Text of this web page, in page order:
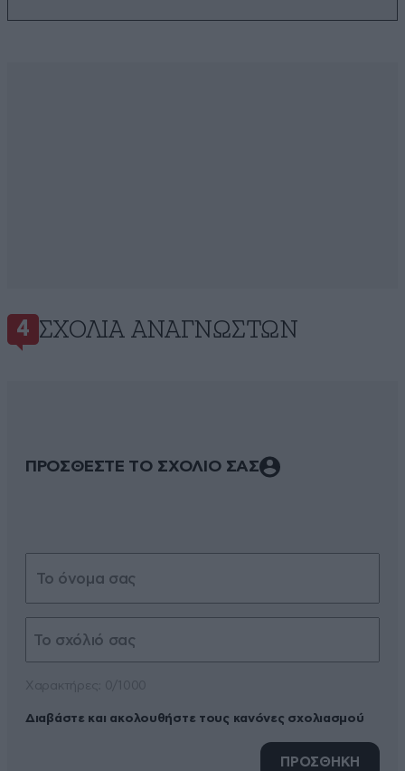
4 ΣΧΌΛΙΑ ΑΝΑΓΝΩΣΤΏΝ
ΠΡΟΣΘΕΣΤΕ ΤΟ ΣΧΟΛΙΟ ΣΑΣ
Διαβάστε και ακολουθήστε τους κανόνες σχολιασμού
ΠΡΟΣΘΗΚΗ